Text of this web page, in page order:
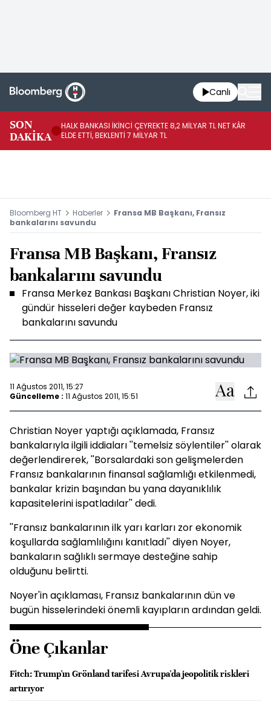
Canlı
SON
DAKİKA
HALK BANKASI İKİNCİ ÇEYREKTE 8,2 MİLYAR TL NET KÂR
ELDE ETTİ, BEKLENTİ 7 MİLYAR TL
Bloomberg HT Haberler
Fransa MB Başkanı, Fransız
bankalarını savundu
Fransa MB Başkanı, Fransız
bankalarını savundu
Fransa Merkez Bankası Başkanı Christian Noyer, iki
gündür hisseleri değer kaybeden Fransız
bankalarını savundu
11 Ağustos 2011, 15:27
Güncelleme : 11 Ağustos 2011, 15:51
Christian Noyer yaptığı açıklamada, Fransız
bankalarıyla ilgili iddiaları ''temelsiz söylentiler'' olarak
değerlendirerek, ''Borsalardaki son gelişmelerden
Fransız bankalarının finansal sağlamlığı etkilenmedi,
bankalar krizin başından bu yana dayanıklılık
kapasitelerini ispatladılar'' dedi.
''Fransız bankalarının ilk yarı karları zor ekonomik
koşullarda sağlamlılığını kanıtladı'' diyen Noyer,
bankaların sağlıklı sermaye desteğine sahip
olduğunu belirtti.
Noyer'in açıklaması, Fransız bankalarının dün ve
bugün hisselerindeki önemli kayıpların ardından geldi.
Öne Çıkanlar
Fitch: Trump'ın Grönland tarifesi Avrupa'da jeopolitik riskleri
artırıyor